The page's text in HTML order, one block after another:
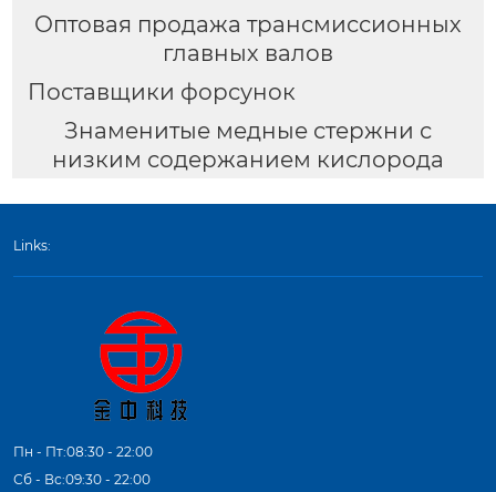
Оптовая продажа трансмиссионных
главных валов
Поставщики форсунок
Знаменитые медные стержни с
низким содержанием кислорода
Links:
Пн - Пт:08:30 - 22:00
Сб - Вс:09:30 - 22:00